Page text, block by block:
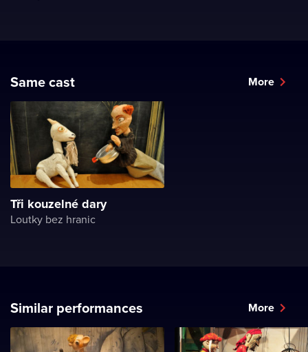
Same cast More
Tři kouzelné dary
Loutky bez hranic
Similar performances More